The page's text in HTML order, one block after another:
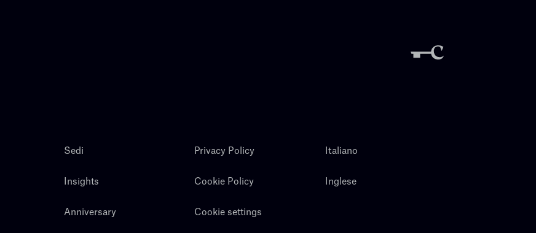
Sedi
Insights
Anniversary
Privacy Policy
Cookie Policy
Cookie settings
Italiano
Inglese